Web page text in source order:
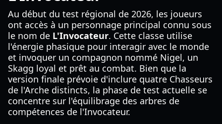
Au début du test régional de 2026, les joueurs
ont accès à un personnage principal connu sous
le nom de L'Invocateur. Cette classe utilise
l'énergie phasique pour interagir avec le monde
et invoquer un compagnon nommé Nigel, un
Skagg loyal et prêt au combat. Bien que la
version finale prévoie d'inclure quatre Chasseurs
de l'Arche distincts, la phase de test actuelle se
concentre sur l'équilibrage des arbres de
compétences de l'Invocateur.